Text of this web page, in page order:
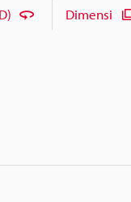
Dimensi